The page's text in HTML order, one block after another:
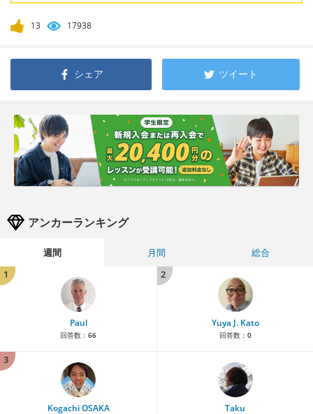
13 17938
シェア ツイート
アンカーランキング
週間 月間
総合
1
Paul
回答数： 66
2
Yuya J. Kato
回答数： 0
3
Kogachi OSAKA Taku